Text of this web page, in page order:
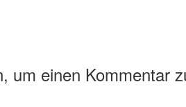
um einen Kommentar